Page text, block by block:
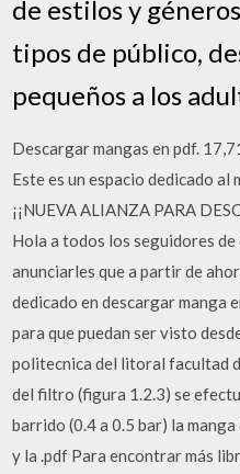
de estilos y
tipos de público,
pequeños a los
Descargar mangas en pdf.
Este es un espacio dedicado al
¡¡NUEVA ALIANZA PARA
Hola a todos los seguidores
anunciarles que a partir de
dedicado en descargar manga
para que puedan ser visto
politecnica del litoral facultad
del filtro (figura 1.2.3) se
barrido (0.4 a 0.5 bar) la
y la .pdf Para encontrar más